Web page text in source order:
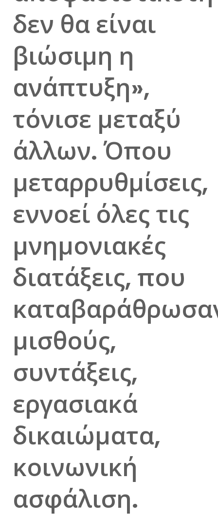
δεν θα είναι
βιώσιμη η
ανάπτυξη»,
τόνισε μεταξύ
άλλων. Όπου
μεταρρυθμίσεις,
εννοεί όλες τις
μνημονιακές
διατάξεις, που
μισθούς,
συντάξεις,
εργασιακά
δικαιώματα,
κοινωνική
ασφάλιση.